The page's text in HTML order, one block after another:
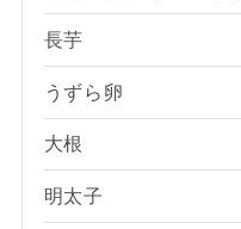
長芋
うずら卵
大根
明太子